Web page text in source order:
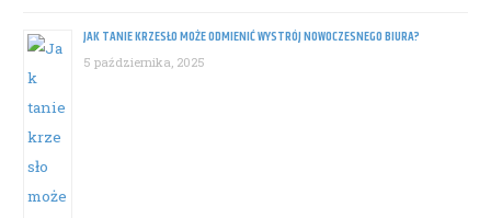
JAK TANIE KRZESŁO MOŻE ODMIENIĆ WYSTRÓJ NOWOCZESNEGO BIURA?
5 października, 2025